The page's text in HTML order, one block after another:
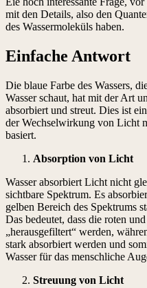
mit den Details, also den
des Wassermoleküls haben.
Einfache Antwort
Die blaue Farbe des Wassers,
Wasser schaut, hat mit der Art
absorbiert und streut. Dies ist
der Wechselwirkung von Licht
basiert.
Absorption von Licht
Wasser absorbiert Licht nicht
sichtbare Spektrum. Es
gelben Bereich des Spektrums
Das bedeutet, dass die roten
„herausgefiltert“ werden,
stark absorbiert werden und
Wasser für das menschliche
Streuung von Licht